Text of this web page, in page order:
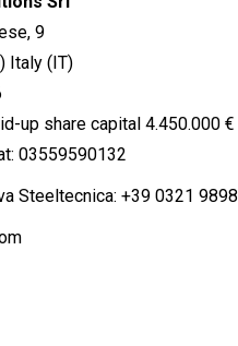
9
Italy (IT)
up share capital 4.450.000 €
03559590132
Steeltecnica: +39 0321